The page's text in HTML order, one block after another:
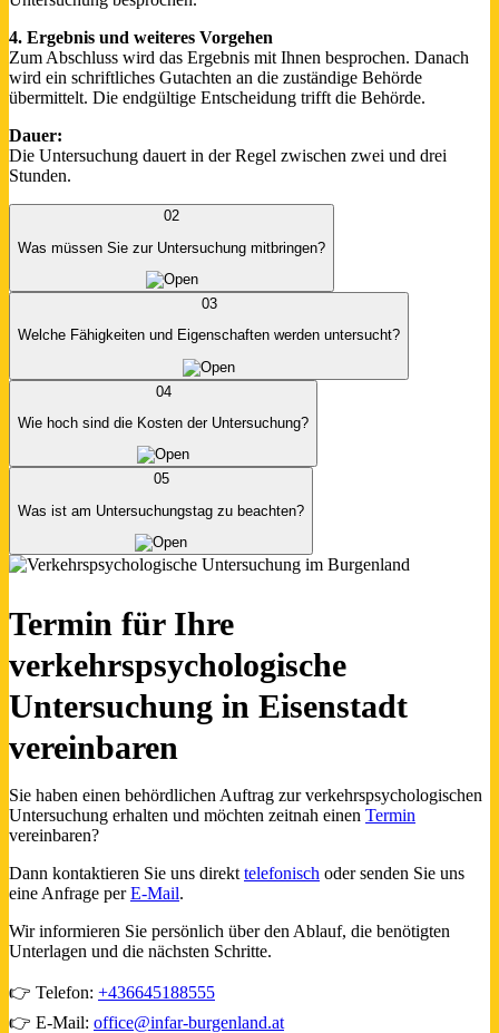
4. Ergebnis und weiteres Vorgehen
Zum Abschluss wird das Ergebnis mit Ihnen besprochen. Danach
wird ein schriftliches Gutachten an die zuständige Behörde
übermittelt. Die endgültige Entscheidung trifft die Behörde.
Dauer:
Die Untersuchung dauert in der Regel zwischen zwei und drei
Stunden.
02
Was müssen Sie zur Untersuchung mitbringen?
03
Welche Fähigkeiten und Eigenschaften werden untersucht?
04
Wie hoch sind die Kosten der Untersuchung?
05
Was ist am Untersuchungstag zu beachten?
Termin für Ihre
verkehrspsychologische
Untersuchung in Eisenstadt
vereinbaren
Sie haben einen behördlichen Auftrag zur verkehrspsychologischen
Untersuchung erhalten und möchten zeitnah einen Termin
vereinbaren?
Dann kontaktieren Sie uns direkt telefonisch oder senden Sie uns
eine Anfrage perE-Mail.
Wir informieren Sie persönlich über den Ablauf, die benötigten
Unterlagen und die nächsten Schritte.
👉 Telefon: +436645188555
👉 E-Mail: office@infar-burgenland.at